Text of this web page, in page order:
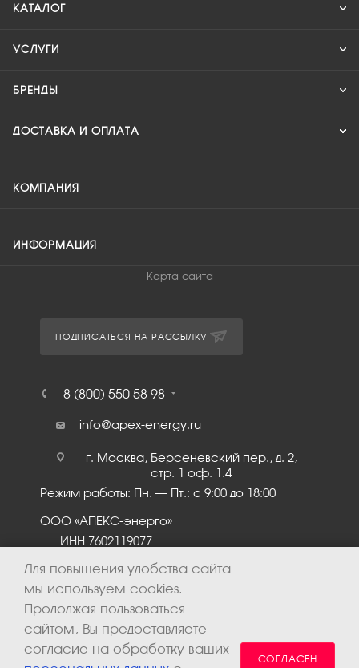
КАТАЛОГ
УСЛУГИ
БРЕНДЫ
ДОСТАВКА И ОПЛАТА
КОМПАНИЯ
ИНФОРМАЦИЯ
Карта сайта
ПОДПИСАТЬСЯ НА РАССЫЛКУ
8 (800) 550 58 98
info@apex-energy.ru
г. Москва, Берсеневский пер., д. 2,
стр. 1 оф. 1.4
Режим работы: Пн. – Пт.: с 9:00 до 18:00
ООО «АПЕКС-энерго»
ИНН 7602119077
Для повышения удобства сайта
мы используем cookies.
Продолжая пользоваться
сайтом, Вы предоставляете
согласие на обработку ваших
СОГЛАСЕН